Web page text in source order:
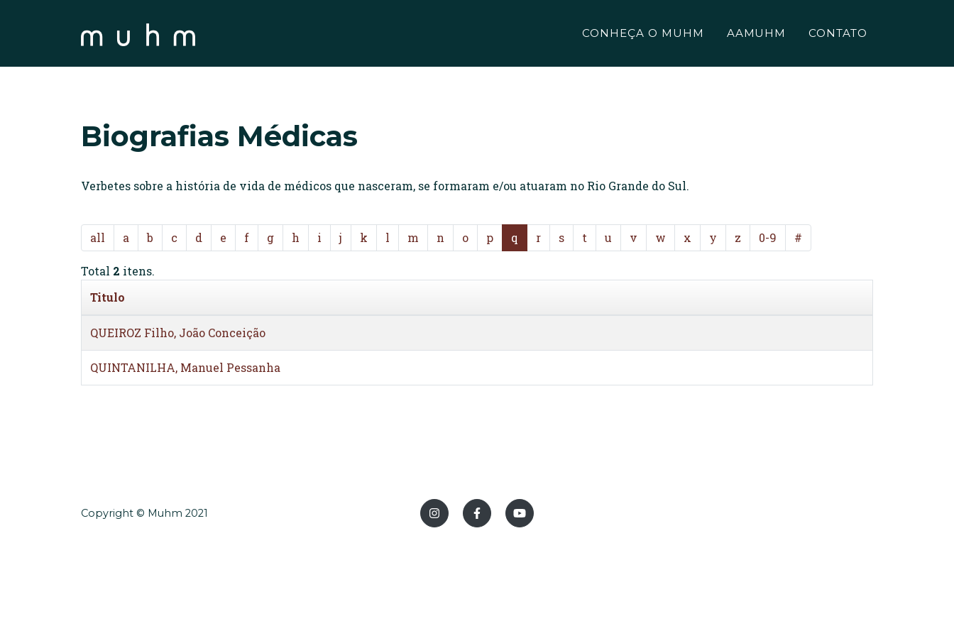
CONHEÇA O MUHM AAMUHM CONTATO
Biografias Médicas
Verbetes sobre a história de vida de médicos que nasceram, se formaram e/ou atuaram no Rio Grande do Sul.
all a b c d e f g h i j k l m n o p q r s t u v w x y z 0-9 #
Total 2 itens.
Titulo
QUEIROZ Filho, João Conceição
QUINTANILHA, Manuel Pessanha
Copyright © Muhm 2021